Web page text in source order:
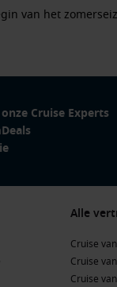
van het
Ontdek historische
stranden.
Van Alaska tot
buiten Europa.
Cruise Experts
Alle
Cruise
Cruise
Cruise